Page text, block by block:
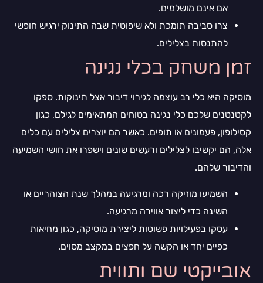
אם אינם מושלמים.
צרו סביבה תומכת ולא שיפוטית שבה התינוק ירגיש חופשי
להתנסות בצלילים.
זמן משחק בכלי נגינה
מוסיקה היא כלי רב עוצמה לגירוי דיבור אצל תינוקות. ספקו
לקטנטנים שלכם כלי נגינה בטוחים המתאימים לגילם, כגון
קסילופון, פעמונים או תופים. כאשר הם יוצרים צלילים עם כלים
אלה, הם יקשיבו לצלילים ורעשים שונים וישפרו את חושי השמיעה
והדיבור שלהם.
השמיעו מוזיקה רכה ומרגיעה במהלך שנת הצוהריים או
השינה כדי ליצור אווירה מרגיעה.
עסקו בפעילויות פשוטות ליצירת מוסיקה, כגון מחיאות
כפיים יחד או הקשה על חפצים במקצב מסוים.
אובייקטי שם ותווית